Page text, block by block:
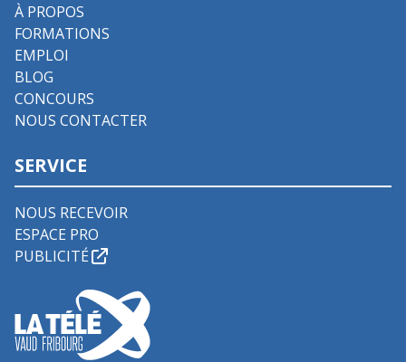
À PROPOS
FORMATIONS
EMPLOI
BLOG
CONCOURS
NOUS CONTACTER
SERVICE
NOUS RECEVOIR
ESPACE PRO
PUBLICITÉ